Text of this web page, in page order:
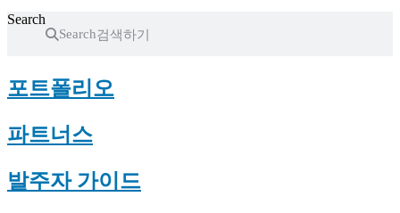
Search
Search
포트폴리오
파트너스
발주자 가이드